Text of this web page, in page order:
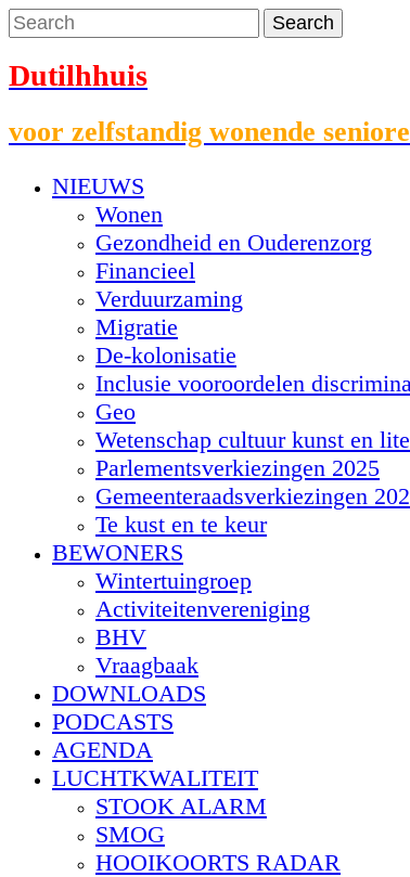
Dutilhhuis
voor zelfstandig wonende
NIEUWS
Wonen
Gezondheid en Ouderenzorg
Financieel
Verduurzaming
Migratie
De-kolonisatie
Inclusie vooroordelen
Geo
Wetenschap cultuur kunst en
Parlementsverkiezingen 2025
Gemeenteraadsverkiezingen
Te kust en te keur
BEWONERS
Wintertuingroep
Activiteitenvereniging
BHV
Vraagbaak
DOWNLOADS
PODCASTS
AGENDA
LUCHTKWALITEIT
STOOK ALARM
SMOG
HOOIKOORTS RADAR